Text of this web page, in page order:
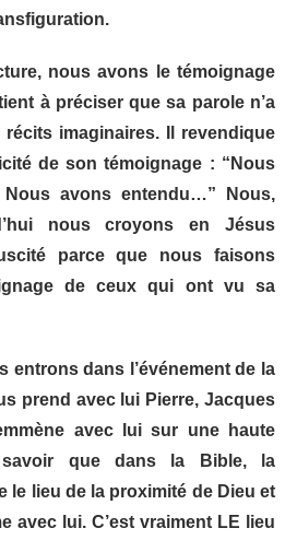
nous avons le témoignage
à préciser que sa parole n’a
imaginaires. Il revendique
de son témoignage : “Nous
avons entendu…” Nous,
nous croyons en Jésus
parce que nous faisons
de ceux qui ont vu sa
entrons dans l’événement de la
prend avec lui Pierre, Jacques
avec lui sur une haute
que dans la Bible, la
le lieu de la proximité de Dieu et
avec lui. C’est vraiment LE lieu